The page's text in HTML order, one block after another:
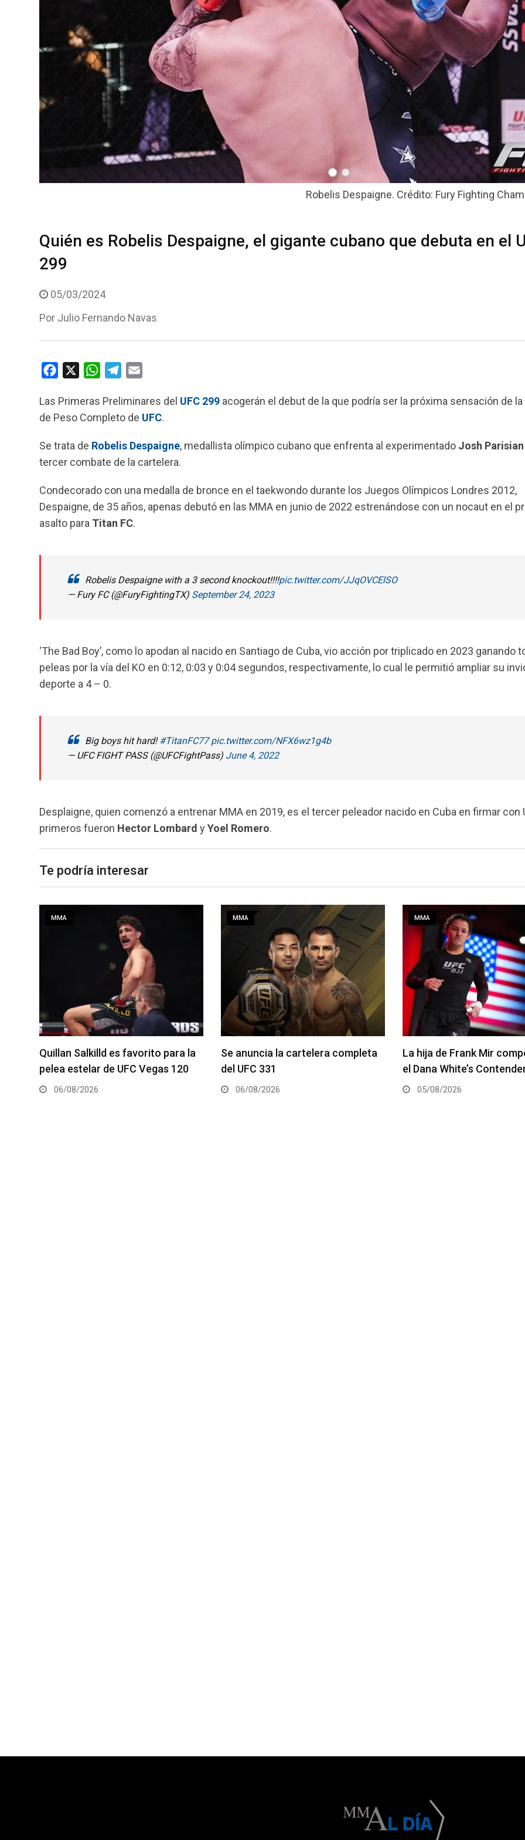
Robelis Despaigne. Crédito: Fury Fighting
Quién es Robelis Despaigne, el gigante cubano que debuta en el
299
05/03/2024
Por Julio Fernando Navas
c
e
o
o
k
W
a
t
A
p
l
e
r
a
a
i
Las Primeras Preliminares del UFC 299 acogerán el debut de la que podría ser la próxima sensación de
de Peso Completo de UFC.
Se trata de Robelis Despaigne, medallista olímpico cubano que enfrenta al experimentado Josh Parisian
tercer combate de la cartelera.
Condecorado con una medalla de bronce en el taekwondo durante los Juegos Olímpicos Londres 2012,
Despaigne, de 35 años, apenas debutó en las MMA en junio de 2022 estrenándose con un nocaut en el
asalto para Titan FC.
Robelis Despaigne with a 3 second knockout!!!!pic.twitter.com/JJqOVCElSO
— Fury FC (@FuryFightingTX) September 24, 2023
‘The Bad Boy’, como lo apodan al nacido en Santiago de Cuba, vio acción por triplicado en 2023 ganando
peleas por la vía del KO en 0:12, 0:03 y 0:04 segundos, respectivamente, lo cual le permitió ampliar su
deporte a 4 – 0.
Big boys hit hard!#TitanFC77 pic.twitter.com/NFX6wz1g4b
— UFC FIGHT PASS (@UFCFightPass) June 4, 2022
Desplaigne, quien comenzó a entrenar MMA en 2019, es el tercer peleador nacido en Cuba en firmar con
primeros fueron Hector Lombard yYoel Romero.
Te podría interesar
MMA
Se anuncia la cartelera completa
del UFC 331
06/08/2026
MMA
La hija de Frank Mir competirá en
el Dana White’s Contender Series
05/08/2026
MMA
Joshua Van vs. Alexandre
2 será la pelea estelar del
05/08/2026